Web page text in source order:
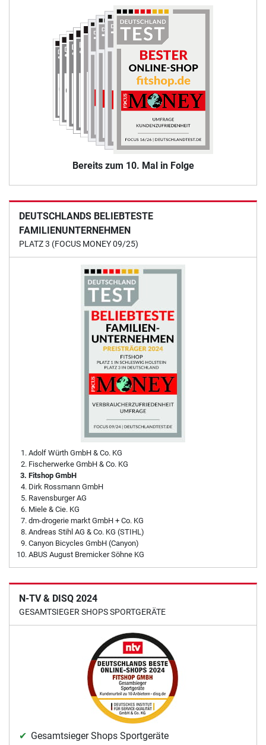
Bereits zum 10. Mal in Folge
DEUTSCHLANDS BELIEBTESTE
FAMILIENUNTERNEHMEN
PLATZ 3 (FOCUS MONEY 09/25)
Adolf Würth GmbH & Co. KG
Fischerwerke GmbH & Co. KG
Fitshop GmbH
Dirk Rossmann GmbH
Ravensburger AG
Miele & Cie. KG
dm-drogerie markt GmbH + Co. KG
Andreas Stihl AG & Co. KG (STIHL)
Canyon Bicycles GmbH (Canyon)
ABUS August Bremicker Söhne KG
N-TV & DISQ 2024
GESAMTSIEGER SHOPS SPORTGERÄTE
Gesamtsieger Shops Sportgeräte